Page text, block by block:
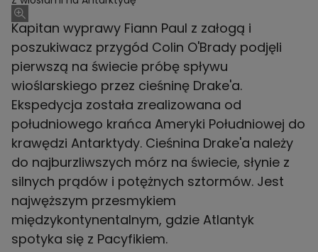
Kapitan wyprawy Fiann Paul z załogą i
poszukiwacz przygód Colin O'Brady podjęli
pierwszą na świecie próbę spływu
wioślarskiego przez cieśninę Drake'a.
Ekspedycja została zrealizowana od
południowego krańca Ameryki Południowej do
krawędzi Antarktydy. Cieśnina Drake'a należy
do najburzliwszych mórz na świecie, słynie z
silnych prądów i potężnych sztormów. Jest
najwęższym przesmykiem
międzykontynentalnym, gdzie Atlantyk
spotyka się z Pacyfikiem.